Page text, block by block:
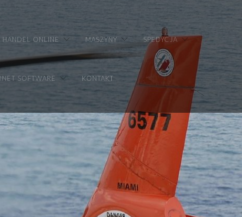
HANDEL ONLINE MASZYNY SPEDYCJA
SOFTWARE KONTAKT